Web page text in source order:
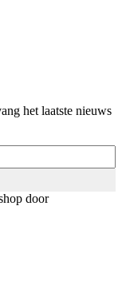
het laatste nieuws
door